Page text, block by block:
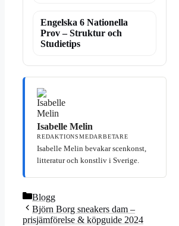
Engelska 6 Nationella
Prov – Struktur och
Studietips
Isabelle Melin
REDAKTIONSMEDARBETARE
Isabelle Melin bevakar scenkonst,
litteratur och konstliv i Sverige.
Kategorier
Blogg
Björn Borg sneakers dam –
prisjämförelse & köpguide 2024